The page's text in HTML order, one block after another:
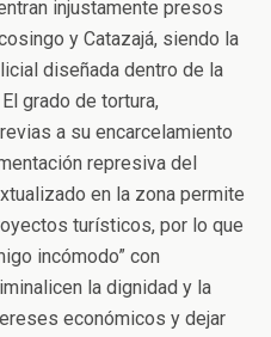
injustamente presos
y Catazajá, siendo la
diseñada dentro de la
grado de tortura,
a su encarcelamiento
represiva del
en la zona permite
turísticos, por lo que
incómodo” con
la dignidad y la
económicos y dejar